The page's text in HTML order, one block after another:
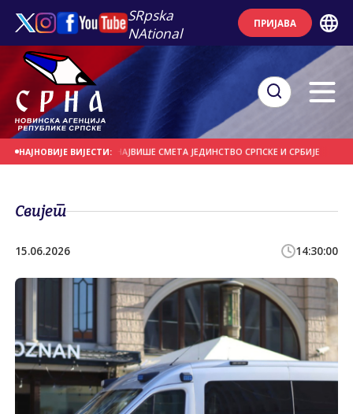
SRpska
NAtional
ПРИЈАВА
НАЈНОВИЈЕ ВИЈЕСТИ:
САРАЈЕВУ НАЈВИШЕ СМЕТА ЈЕДИНСТВО СРПСКЕ И СРБИЈЕ
Свијет
15.06.2026 14:30:00